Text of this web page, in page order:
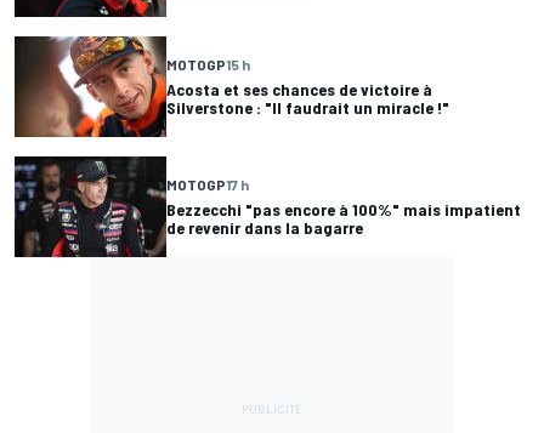
MOTOGP15 h
Acosta et ses chances de victoire à
Silverstone : "Il faudrait un miracle !"
MOTOGP17 h
Bezzecchi "pas encore à 100%" mais impatient
de revenir dans la bagarre